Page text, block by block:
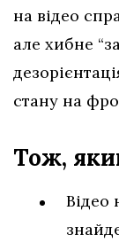
на відео
але хибне
стану на
Тож,
Відео